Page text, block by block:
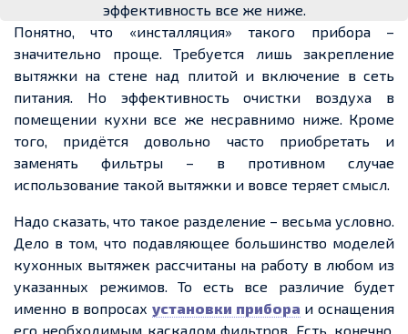
эффективность все же ниже.
Понятно, что «инсталляция» такого прибора –
значительно проще. Требуется лишь закрепление
вытяжки на стене над плитой и включение в сеть
питания. Но эффективность очистки воздуха в
помещении кухни все же несравнимо ниже. Кроме
того, придётся довольно часто приобретать и
заменять фильтры – в противном случае
использование такой вытяжки и вовсе теряет смысл.
Надо сказать, что такое разделение – весьма условно.
Дело в том, что подавляющее большинство моделей
кухонных вытяжек рассчитаны на работу в любом из
указанных режимов. То есть все различие будет
именно в вопросах установки прибора и оснащения
его необходимым каскадом фильтров. Есть, конечно,